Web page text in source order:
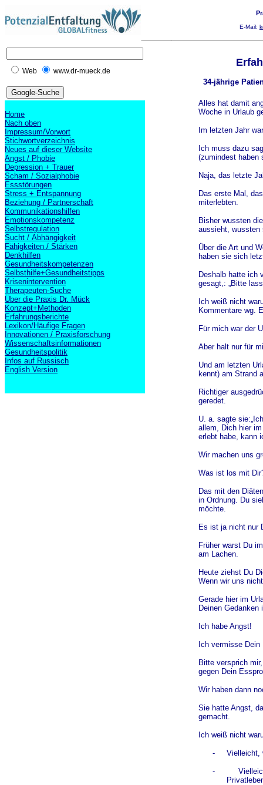
E-Mail:
Web www.dr-mueck.de
Home
Nach oben
Impressum/Vorwort
Stichwortverzeichnis
Neues auf dieser Website
Angst / Phobie
Depression + Trauer
Scham / Sozialphobie
Essstörungen
Stress + Entspannung
Beziehung / Partnerschaft
Kommunikationshilfen
Emotionskompetenz
Selbstregulation
Sucht / Abhängigkeit
Fähigkeiten / Stärken
Denkhilfen
Gesundheitskompetenzen
Selbsthilfe+Gesundheitstipps
Krisenintervention
Therapeuten-Suche
Über die Praxis Dr. Mück
Konzept+Methoden
Erfahrungsberichte
Lexikon/Häufige Fragen
Innovationen / Praxisforschung
Wissenschaftsinformationen
Gesundheitspolitik
Infos auf Russisch
English Version
34-jährige
Alles hat damit
Woche in Urlaub
Im letzten Jahr
Ich muss dazu
(zumindest haben
Naja, das letzte
Das erste Mal,
miterlebten.
Bisher wussten
aussieht,
Über die Art und
haben sie sich
Deshalb hatte ich
gesagt,: „Bitte
Ich weiß nicht
Kommentare wg.
Für mich war der
Aber halt nur für
Und am letzten
kennt) am Strand
Richtiger
geredet.
U. a. sagte
allem, Dich hier
erlebt habe, kann
Wir machen uns
Was ist los mit
Das mit den
in Ordnung. Du
möchte.
Es ist ja nicht nur
Früher warst Du
am Lachen.
Heute ziehst Du
Wenn wir uns
Gerade hier im
Deinen
Ich habe Angst!
Ich vermisse Dein
Bitte versprich
gegen Dein
Wir haben dann
Sie hatte Angst,
gemacht.
Ich weiß nicht
- Vielleicht,
-